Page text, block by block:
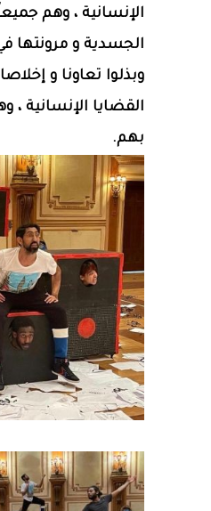
الإنسانية ، وهم
الجسدية و مرونتها
وبذلوا تعاونا و
القضايا الإنسانية ،
بهم.